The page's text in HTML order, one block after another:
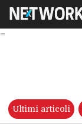
Ultimi articoli